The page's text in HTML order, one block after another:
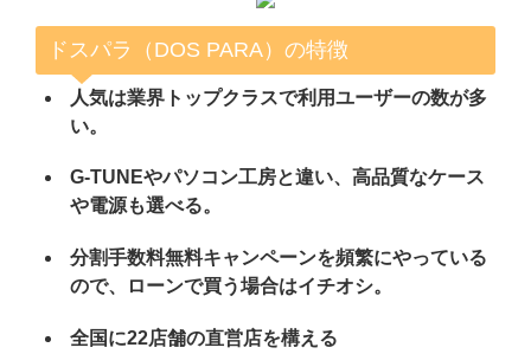
ドスパラ（DOS PARA）の特徴
人気は業界トップクラスで利用ユーザーの数が多
い。
G-TUNEやパソコン工房と違い、高品質なケース
や電源も選べる。
分割手数料無料キャンペーンを頻繁にやっている
ので、ローンで買う場合はイチオシ。
全国に22店舗の直営店を構える